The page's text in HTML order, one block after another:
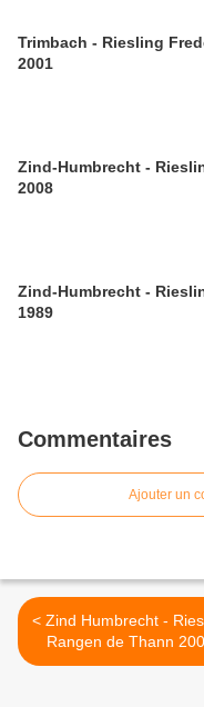
Trimbach - Riesling
2001
Zind-Humbrecht -
2008
Zind-Humbrecht -
1989
Commentaires
Ajouter un
< Zind Humbrecht - Riesling
Rangen de Thann